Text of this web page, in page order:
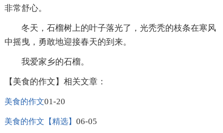
非常舒心。
冬天，石榴树上的叶子落光了，光秃秃的枝条在寒风
中摇曳，勇敢地迎接春天的到来。
我爱家乡的石榴。
【美食的作文】相关文章：
美食的作文01-20
美食的作文【精选】 06-05